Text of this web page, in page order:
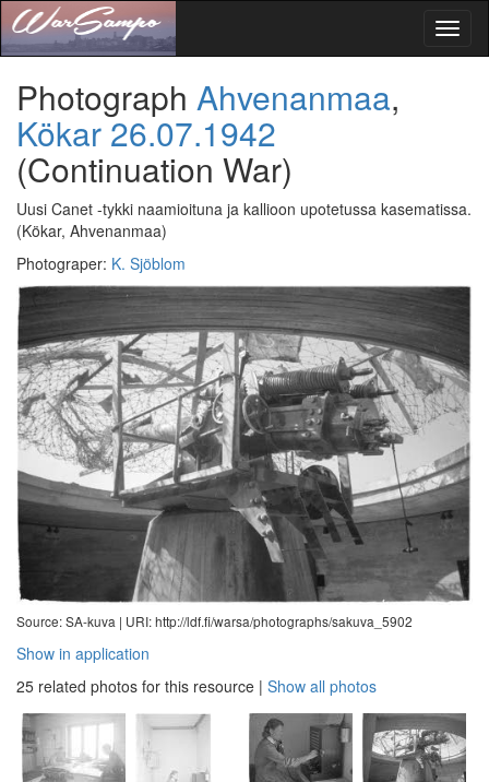
Photograph Ahvenanmaa,
Kökar26.07.1942
(Continuation War)
Uusi Canet -tykki naamioituna ja kallioon upotetussa kasematissa.
(Kökar, Ahvenanmaa)
Photograper: K. Sjöblom
Source: SA-kuva | URI: http://ldf.fi/warsa/photographs/sakuva_5902
Show in application
25 related photos for this resource | Show all photos